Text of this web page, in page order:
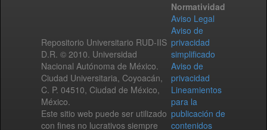
Repositorio Universitario RUD-IIS
D.R. © 2010. Universidad
Nacional Autónoma de México.
Ciudad Universitaria, Coyoacán,
C. P. 04510, Ciudad de México,
México.
Este sitio web puede ser utilizado
con fines no lucrativos siempre
Normatividad
Aviso Legal
Aviso de
privacidad
simplificado
Aviso de
privacidad
Lineamientos
para la
publicación de
contenidos